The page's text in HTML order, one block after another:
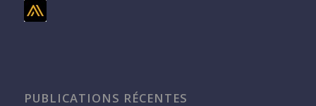
PUBLICATIONS RÉCENTES